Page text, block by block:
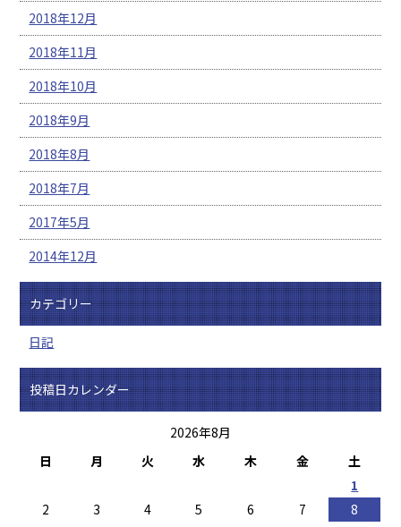
2018年12月
2018年11月
2018年10月
2018年9月
2018年8月
2018年7月
2017年5月
2014年12月
カテゴリー
日記
投稿日カレンダー
2026年8月
日
月 火 水 木 金 土
1
2
3 4 5 6 7
8